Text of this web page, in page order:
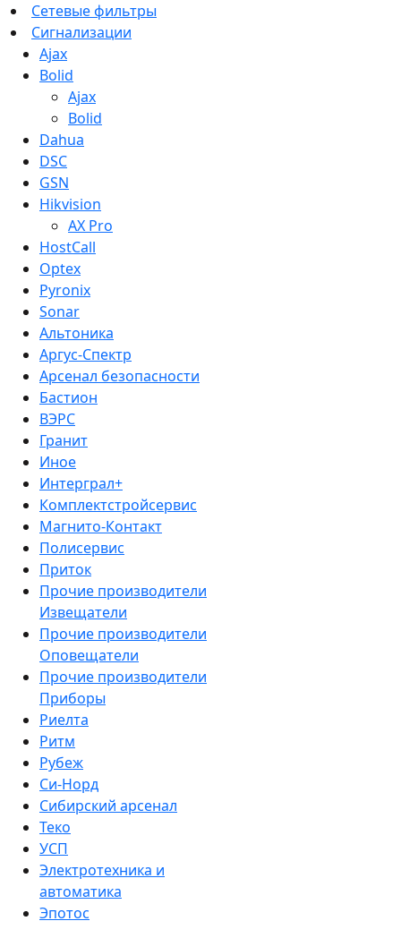
Сетевые фильтры
Сигнализации
Ajax
Bolid
Ajax
Bolid
Dahua
DSC
GSN
Hikvision
AX Pro
HostCall
Optex
Pyronix
Sonar
Альтоника
Аргус-Спектр
Арсенал безопасности
Бастион
ВЭРС
Гранит
Иное
Интерграл+
Комплектстройсервис
Магнито-Контакт
Полисервис
Приток
Прочие производители
Извещатели
Прочие производители
Оповещатели
Прочие производители
Приборы
Риелта
Ритм
Рубеж
Си-Норд
Сибирский арсенал
Теко
УСП
Электротехника и
автоматика
Эпотос